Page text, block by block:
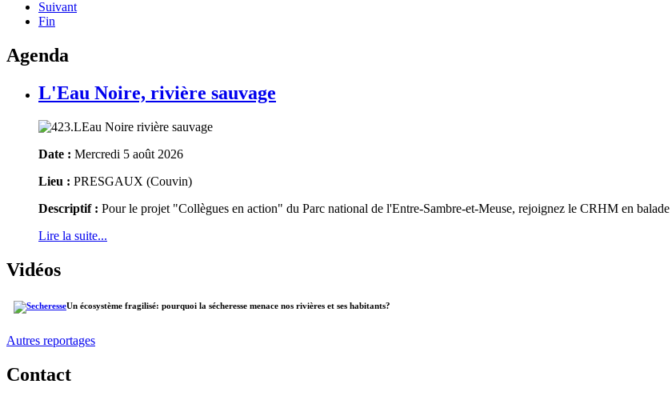
Suivant
Fin
Agenda
L'Eau Noire, rivière sauvage
Date : Mercredi 5 août 2026
Lieu : PRESGAUX (Couvin)
Descriptif : Pour le projet "Collègues en action" du Parc national de l'Entre-Sambre-et-Meuse, rejoignez le CRHM en
Lire la suite...
Vidéos
Un écosystème fragilisé: pourquoi la sécheresse menace nos rivières et ses habitants?
Autres reportages
Contact